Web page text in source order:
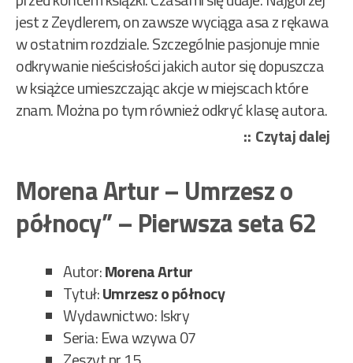
jest z Zeydlerem, on zawsze wyciąga asa z rękawa
w ostatnim rozdziale. Szczególnie pasjonuje mnie
odkrywanie nieścisłości jakich autor się dopuszcza
w książce umieszczając akcje w miejscach które
znam. Można po tym również odkryć klasę autora.
Czytaj dalej
Morena Artur – Umrzesz o
północy” – Pierwsza seta 62
Autor:Morena Artur
Tytuł:Umrzesz o północy
Wydawnictwo: Iskry
Seria: Ewa wzywa 07